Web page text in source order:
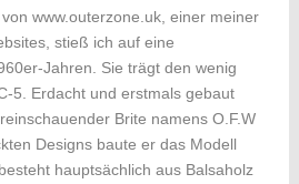
www.outerzone.uk, einer meiner
stieß ich auf eine
Jahren. Sie trägt den wenig
5. Erdacht und erstmals gebaut
Brite namens O.F.W
Designs baute er das Modell
hauptsächlich aus Balsaholz